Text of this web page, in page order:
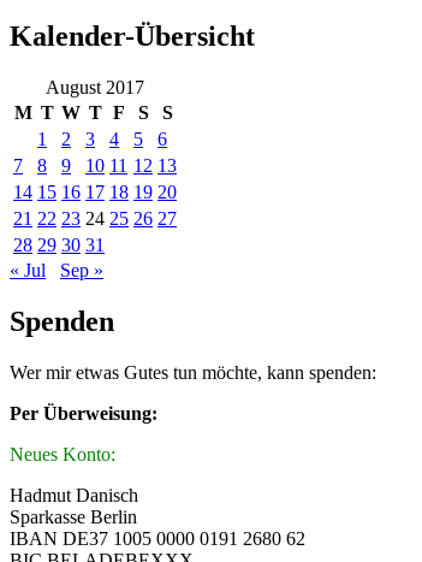
Kalender-Übersicht
August 2017
M T W T F S
S
1
2 3 4 5
6
7
8 9 10 11 12 13
14 15 16 17 18 19 20
21 22 23 24 25 26 27
28 29 30 31
« Jul
Sep »
Spenden
Wer mir etwas Gutes tun möchte, kann spenden:
Per Überweisung:
Neues Konto:
Hadmut Danisch
Sparkasse Berlin
IBAN DE37 1005 0000 0191 2680 62